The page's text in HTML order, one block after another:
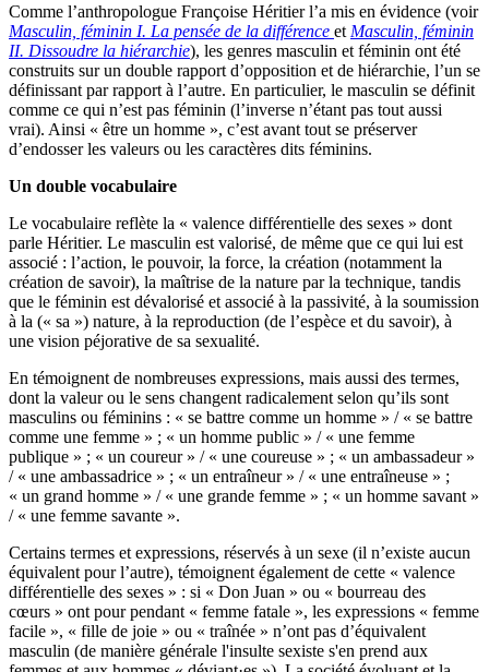
Comme l’anthropologue Françoise Héritier l’a mis en évidence (voir
Masculin, féminin I. La pensée de la différence et Masculin, féminin
II. Dissoudre la hiérarchie), les genres masculin et féminin ont été
construits sur un double rapport d’opposition et de hiérarchie, l’un se
définissant par rapport à l’autre. En particulier, le masculin se définit
comme ce qui n’est pas féminin (l’inverse n’étant pas tout aussi
vrai). Ainsi « être un homme », c’est avant tout se préserver
d’endosser les valeurs ou les caractères dits féminins.
Un double vocabulaire
Le vocabulaire reflète la « valence différentielle des sexes » dont
parle Héritier. Le masculin est valorisé, de même que ce qui lui est
associé : l’action, le pouvoir, la force, la création (notamment la
création de savoir), la maîtrise de la nature par la technique, tandis
que le féminin est dévalorisé et associé à la passivité, à la soumission
à la (« sa ») nature, à la reproduction (de l’espèce et du savoir), à
une vision péjorative de sa sexualité.
En témoignent de nombreuses expressions, mais aussi des termes,
dont la valeur ou le sens changent radicalement selon qu’ils sont
masculins ou féminins : « se battre comme un homme » / « se battre
comme une femme » ; « un homme public » / « une femme
publique » ; « un coureur » / « une coureuse » ; « un ambassadeur »
/ « une ambassadrice » ; « un entraîneur » / « une entraîneuse » ;
« un grand homme » / « une grande femme » ; « un homme savant »
/ « une femme savante ».
Certains termes et expressions, réservés à un sexe (il n’existe aucun
équivalent pour l’autre), témoignent également de cette « valence
différentielle des sexes » : si « Don Juan » ou « bourreau des
cœurs » ont pour pendant « femme fatale », les expressions « femme
facile », « fille de joie » ou « traînée » n’ont pas d’équivalent
masculin (de manière générale l'insulte sexiste s'en prend aux